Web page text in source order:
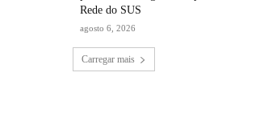
Rede do SUS
agosto 6, 2026
Carregar mais